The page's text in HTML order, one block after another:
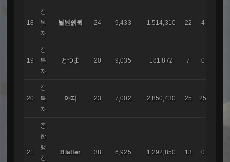
18
정
복
자
뉠붠쉙큌 24 9,433 1,514,310 22 4
19
정
복
자
とつま 20 9,035 181,872 7 0
20
정
복
자
아띠 23 7,002 2,850,430 25 25
21
종
합
랭
킹
Blatter 38 6,925 1,292,850 13 0